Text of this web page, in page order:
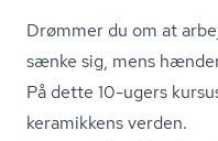
Drømmer du om at
sænke sig, mens
På dette 10-ugers
keramikkens verden.